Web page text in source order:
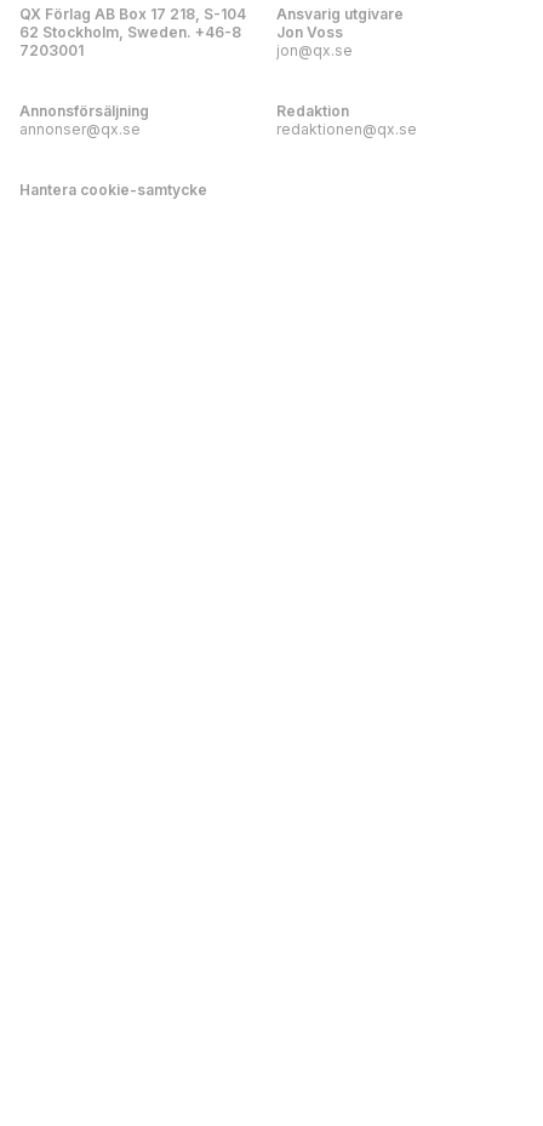
QX Förlag AB Box 17 218, S-104
62 Stockholm, Sweden. +46-8
7203001
Ansvarig utgivare
Jon Voss
jon@qx.se
Annonsförsäljning
annonser@qx.se
Redaktion
redaktionen@qx.se
Hantera cookie-samtycke